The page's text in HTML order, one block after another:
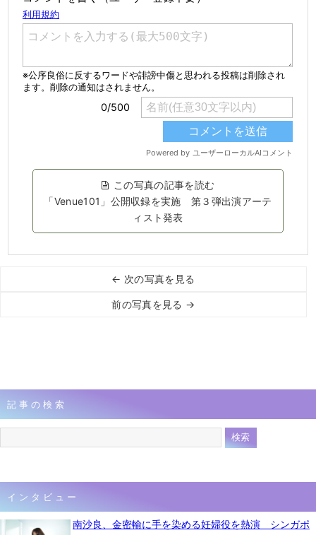
この写真の記事を読む
「Venue101」公開収録を実施 第３弾出演アーテ
ィスト発表
← 次の写真を見る
前の写真を見る →
記事の検索
インタビュー
南沙良、金密輸に手を染める妊婦役を熱演 シンガポ